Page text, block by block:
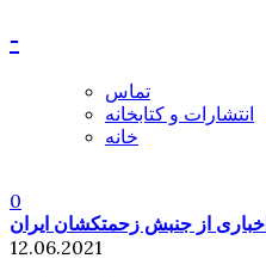
-
تماس
انتشارات و کتابخانه
خانه
0
اخباری از جنبش زحمتکشان ایران
12.06.2021